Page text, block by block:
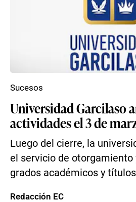
Universidad Garcilaso
actividades el 3 de
Luego del cierre, la
el servicio de
grados académicos y
Sucesos
Redacción EC